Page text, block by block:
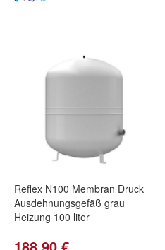
Reflex N100 Membran Druck
Ausdehnungsgefäß grau
Heizung 100 liter